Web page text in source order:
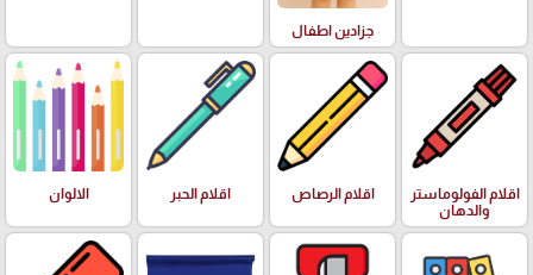
جزادين اطفال
اقلام الفولوماستر
والدهان
اقلام الرصاص اقلام الحبر الالوان